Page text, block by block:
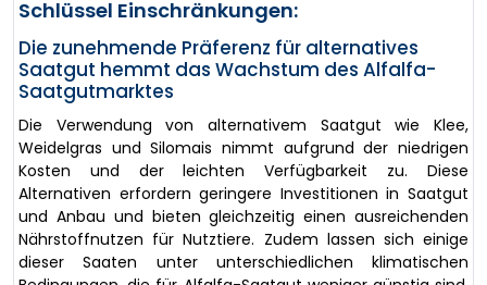
Schlüssel Einschränkungen:
Die zunehmende Präferenz für alternatives
Saatgut hemmt das Wachstum des Alfalfa-
Saatgutmarktes
Die Verwendung von alternativem Saatgut wie Klee,
Weidelgras und Silomais nimmt aufgrund der niedrigen
Kosten und der leichten Verfügbarkeit zu. Diese
Alternativen erfordern geringere Investitionen in Saatgut
und Anbau und bieten gleichzeitig einen ausreichenden
Nährstoffnutzen für Nutztiere. Zudem lassen sich einige
dieser Saaten unter unterschiedlichen klimatischen